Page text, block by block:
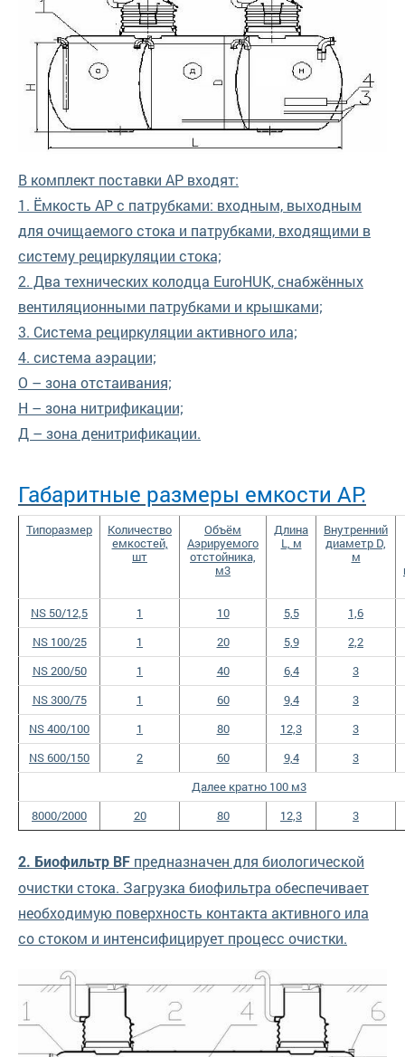
В комплект поставки АР входят:
1. Ёмкость АР с патрубками: входным, выходным
для очищаемого стока и патрубками, входящими в
систему рециркуляции стока;
2. Два технических колодца EuroHUK, снабжённых
вентиляционными патрубками и крышками;
3. Система рециркуляции активного ила;
4. система аэрации;
О – зона отстаивания;
Н – зона нитрификации;
Д – зона денитрификации.
Габаритные размеры емкости AP:
Типоразмер
Количество
емкостей,
шт
Объём
Аэрируемого
отстойника,
м3
Длина
L, м
Внутренний
диаметр D,
м
NS 50/12,5 1 10 5,5
1,6
NS 100/25
1 20 5,9
2,2
NS 200/50
1 40 6,4
3
NS 300/75
1 60 9,4
3
NS 400/100
1 80 12,3
3
NS 600/150
2 60 9,4
3
Далее кратно 100 м3
8000/2000
20 80 12,3 3
2. Биофильтр ВF предназначен для биологической
очистки стока. Загрузка биофильтра обеспечивает
необходимую поверхность контакта активного ила
со стоком и интенсифицирует процесс очистки.